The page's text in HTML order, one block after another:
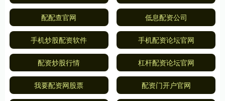
配配查官网 低息配资公司
手机炒股配资软件 手机配资论坛官网
配资炒股行情 杠杆配资论坛官网
我要配资网股票 配资门开户官网